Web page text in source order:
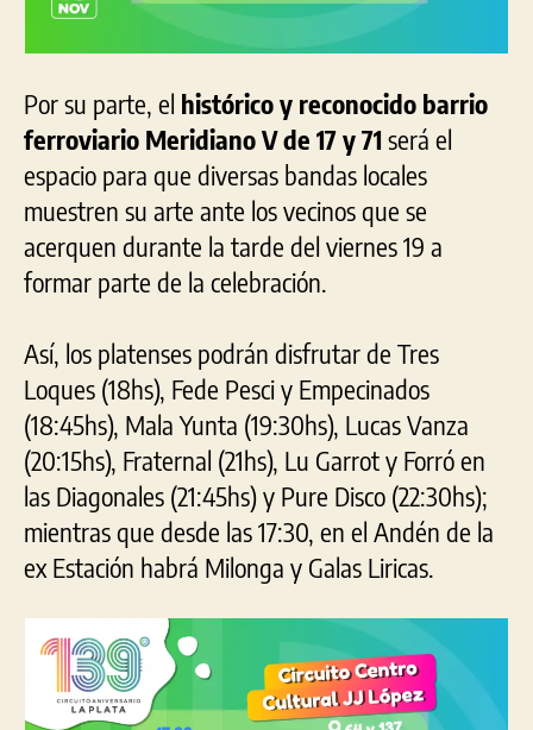
Por su parte, el histórico y reconocido barrio
ferroviario Meridiano V de 17 y 71 será el
espacio para que diversas bandas locales
muestren su arte ante los vecinos que se
acerquen durante la tarde del viernes 19 a
formar parte de la celebración.
Así, los platenses podrán disfrutar de Tres
Loques (18hs), Fede Pesci y Empecinados
(18:45hs), Mala Yunta (19:30hs), Lucas Vanza
(20:15hs), Fraternal (21hs), Lu Garrot y Forró en
las Diagonales (21:45hs) y Pure Disco (22:30hs);
mientras que desde las 17:30, en el Andén de la
ex Estación habrá Milonga y Galas Liricas.